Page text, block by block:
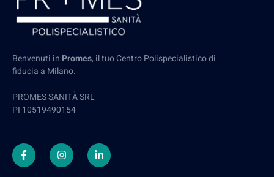
Benvenuti in Promes, il tuo Centro Polispecialistico di
fiducia a Milano.
PROMES SANITÀ SRL
PI 10519490154